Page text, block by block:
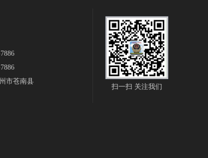
市苍南县
扫一扫 关注我们